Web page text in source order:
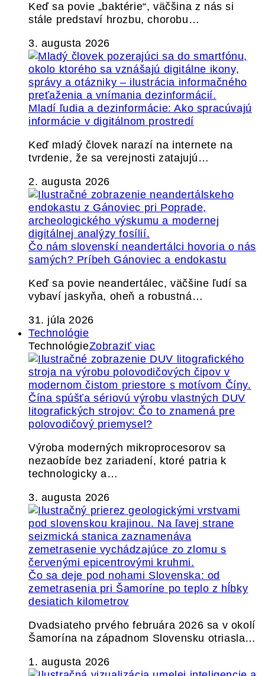
Keď sa povie „baktérie“, väčšina z nás si
stále predstaví hrozbu, chorobu…
3. augusta 2026
Mladí ľudia a dezinformácie: Ako spracúvajú
informácie v digitálnom prostredí
Keď mladý človek narazí na internete na
tvrdenie, že sa verejnosti zatajujú…
2. augusta 2026
Čo nám slovenskí neandertálci hovoria o nás
samých? Príbeh Gánoviec a endokastu
Keď sa povie neandertálec, väčšine ľudí sa
vybaví jaskyňa, oheň a robustná…
31. júla 2026
Technológie
TechnológieZobraziť viac
Čína spúšťa sériovú výrobu vlastných DUV
litografických strojov: Čo to znamená pre
polovodičový priemysel?
Výroba moderných mikroprocesorov sa
nezaobíde bez zariadení, ktoré patria k
technologicky a…
3. augusta 2026
Čo sa deje pod nohami Slovenska: od
zemetrasenia pri Šamoríne po teplo z hĺbky
desiatich kilometrov
Dvadsiateho prvého februára 2026 sa v okolí
Šamorína na západnom Slovensku otriasla…
1. augusta 2026